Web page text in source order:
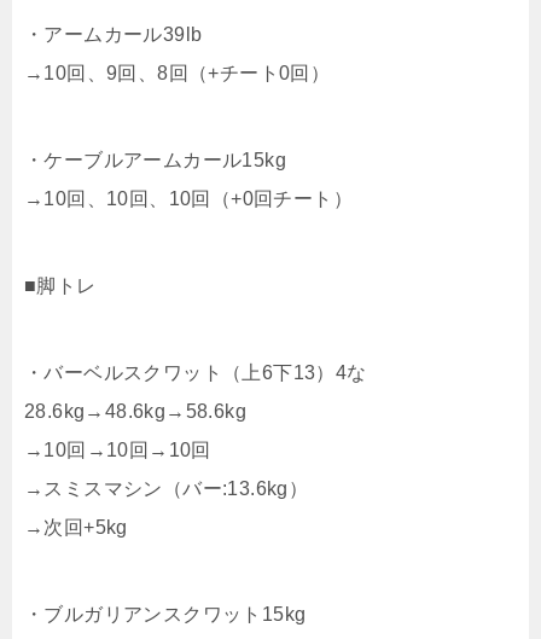
・アームカール39lb
→10回、9回、8回（+チート0回）
・ケーブルアームカール15kg
→10回、10回、10回（+0回チート）
■脚トレ
・バーベルスクワット（上6下13）4な
28.6kg→48.6kg→58.6kg
→10回→10回→10回
→スミスマシン（バー:13.6kg）
→次回+5kg
・ブルガリアンスクワット15kg